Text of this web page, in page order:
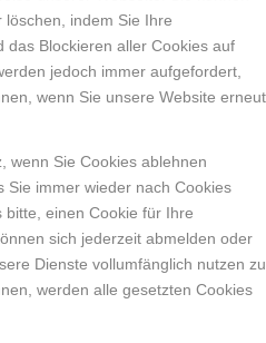
indem Sie Ihre
das Blockieren aller Cookies auf
jedoch immer aufgefordert,
wenn Sie unsere Website erneut
wenn Sie Cookies ablehnen
Sie immer wieder nach Cookies
einen Cookie für Ihre
sich jederzeit abmelden oder
Dienste vollumfänglich nutzen zu
werden alle gesetzten Cookies